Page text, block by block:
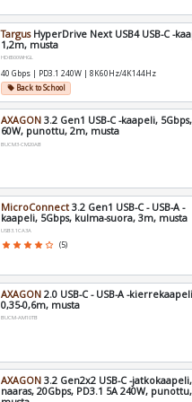
TargusHyperDrive Next USB4 USB-C -
1,2m, musta
HD6500WHGL
40 Gbps | PD3.1 240W | 8K60Hz/4K144Hz
local_offerBack to School
AXAGON 3.2 Gen1 USB-C -kaapeli,
60W, punottu, 2m, musta
BUCM3-CM20AB
MicroConnect 3.2 Gen1 USB-C - USB-A -
kaapeli, 5Gbps, kulma-suora, 3m, musta
USB3.1CA3A
star star star star star_border (5)
AXAGON 2.0 USB-C - USB-A -
0,35-0,6m, musta
BUCM-AM10TB
AXAGON 3.2 Gen2x2 USB-C -
naaras, 20Gbps, PD3.1 5A 240W,